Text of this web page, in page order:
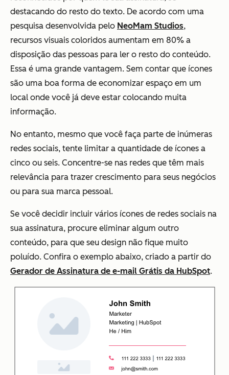
destacando do resto do texto. De acordo com uma
pesquisa desenvolvida pelo NeoMam Studios,
recursos visuais coloridos aumentam em 80% a
disposição das pessoas para ler o resto do conteúdo.
Essa é uma grande vantagem. Sem contar que ícones
são uma boa forma de economizar espaço em um
local onde você já deve estar colocando muita
informação.
No entanto, mesmo que você faça parte de inúmeras
redes sociais, tente limitar a quantidade de ícones a
cinco ou seis. Concentre-se nas redes que têm mais
relevância para trazer crescimento para seus negócios
ou para sua marca pessoal.
Se você decidir incluir vários ícones de redes sociais na
sua assinatura, procure eliminar algum outro
conteúdo, para que seu design não fique muito
poluído. Confira o exemplo abaixo, criado a partir do
Gerador de Assinatura de e-mail Grátis da HubSpot.